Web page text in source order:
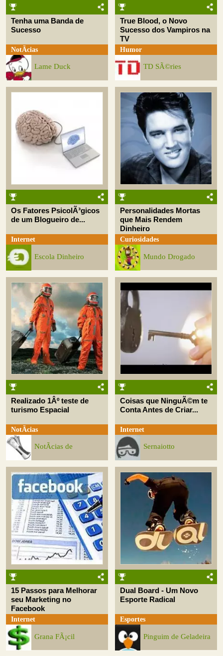
Tenha uma Banda de
Sucesso
NotÃ­cias
Lame Duck
True Blood, o Novo
Sucesso dos Vampiros na
TV
Humor
TD SÃ©ries
Os Fatores PsicolÃ³gicos
de um Blogueiro de...
Internet
Escola Dinheiro
Personalidades Mortas
que Mais Rendem
Dinheiro
Curiosidades
Mundo Drogado
Realizado 1Âº teste de
turismo Espacial
NotÃ­cias
NotÃ­cias de
Coisas que NinguÃ©m te
Conta Antes de Criar...
Internet
Sernaiotto
15 Passos para Melhorar
seu Marketing no
Facebook
Internet
Grana FÃ¡cil
Dual Board - Um Novo
Esporte Radical
Esportes
Pinguim de Geladeira